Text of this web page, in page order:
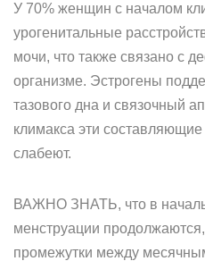
У 70% женщин с началом
урогенитальные
мочи, что также связано с
организме. Эстрогены
тазового дна и связочный
климакса эти составляющие
слабеют.
ВАЖНО ЗНАТЬ, что в
менструации
промежутки между